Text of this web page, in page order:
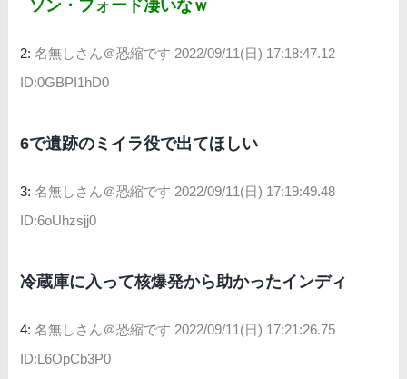
ソン・フォード凄いなｗ
2:名無しさん＠恐縮です 2022/09/11(日) 17:18:47.12
ID:0GBPI1hD0
6で遺跡のミイラ役で出てほしい
3:名無しさん＠恐縮です 2022/09/11(日) 17:19:49.48
ID:6oUhzsjj0
冷蔵庫に入って核爆発から助かったインディ
4:名無しさん＠恐縮です 2022/09/11(日) 17:21:26.75
ID:L6OpCb3P0